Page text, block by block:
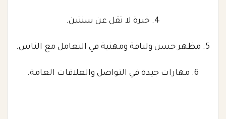
4. خبرة لا تقل عن سنتين.
5. مظهر حسن ولباقة ومهنية في التعامل مع الناس.
6. مهارات جيدة في التواصل والعلاقات العامة.